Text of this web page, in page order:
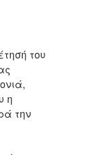
του
η
την